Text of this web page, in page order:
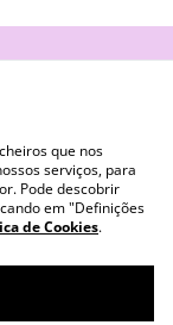
que nos
serviços, para
Pode descobrir
em "Definições
de Cookies.